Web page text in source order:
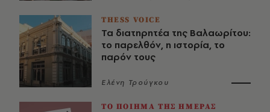
THESS VOICE
Τα διατηρητέα της Βαλαωρίτου:
το παρελθόν, η ιστορία, το
παρόν τους
Ελένη Τρούγκου
ΤΟ ΠΟΙΗΜΑ ΤΗΣ ΗΜΕΡΑΣ